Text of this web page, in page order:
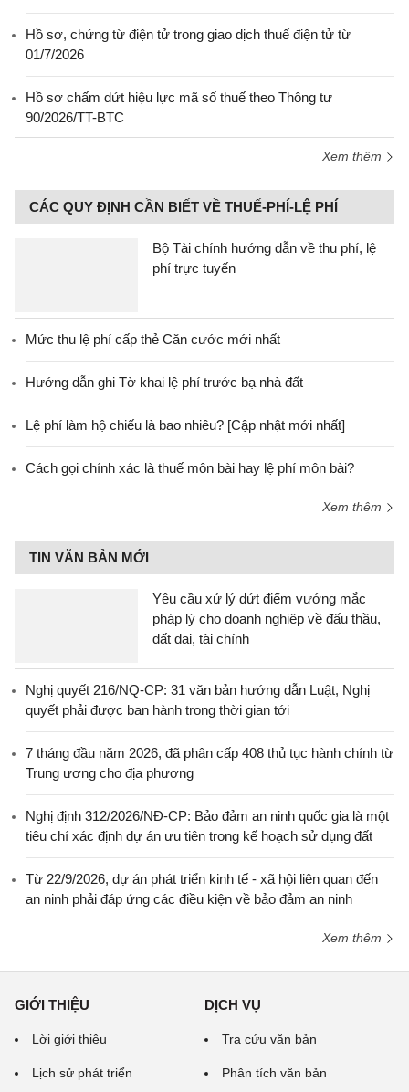
Hồ sơ, chứng từ điện tử trong giao dịch thuế điện tử từ
01/7/2026
Hồ sơ chấm dứt hiệu lực mã số thuế theo Thông tư
90/2026/TT-BTC
Xem thêm
CÁC QUY ĐỊNH CẦN BIẾT VỀ THUẾ-PHÍ-LỆ PHÍ
Bộ Tài chính hướng dẫn về thu phí, lệ
phí trực tuyến
Mức thu lệ phí cấp thẻ Căn cước mới nhất
Hướng dẫn ghi Tờ khai lệ phí trước bạ nhà đất
Lệ phí làm hộ chiếu là bao nhiêu? [Cập nhật mới nhất]
Cách gọi chính xác là thuế môn bài hay lệ phí môn bài?
Xem thêm
TIN VĂN BẢN MỚI
Yêu cầu xử lý dứt điểm vướng mắc
pháp lý cho doanh nghiệp về đấu thầu,
đất đai, tài chính
Nghị quyết 216/NQ-CP: 31 văn bản hướng dẫn Luật, Nghị
quyết phải được ban hành trong thời gian tới
7 tháng đầu năm 2026, đã phân cấp 408 thủ tục hành chính từ
Trung ương cho địa phương
Nghị định 312/2026/NĐ-CP: Bảo đảm an ninh quốc gia là một
tiêu chí xác định dự án ưu tiên trong kế hoạch sử dụng đất
Từ 22/9/2026, dự án phát triển kinh tế - xã hội liên quan đến
an ninh phải đáp ứng các điều kiện về bảo đảm an ninh
Xem thêm
GIỚI THIỆU
Lời giới thiệu
Lịch sử phát triển
DỊCH VỤ
Tra cứu văn bản
Phân tích văn bản